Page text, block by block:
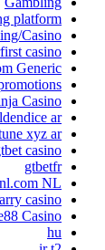
platform
Casino
casino
Generic
Casino
ar
xyz ar
casino
gtbetfr
NL
casino
Casino
hu